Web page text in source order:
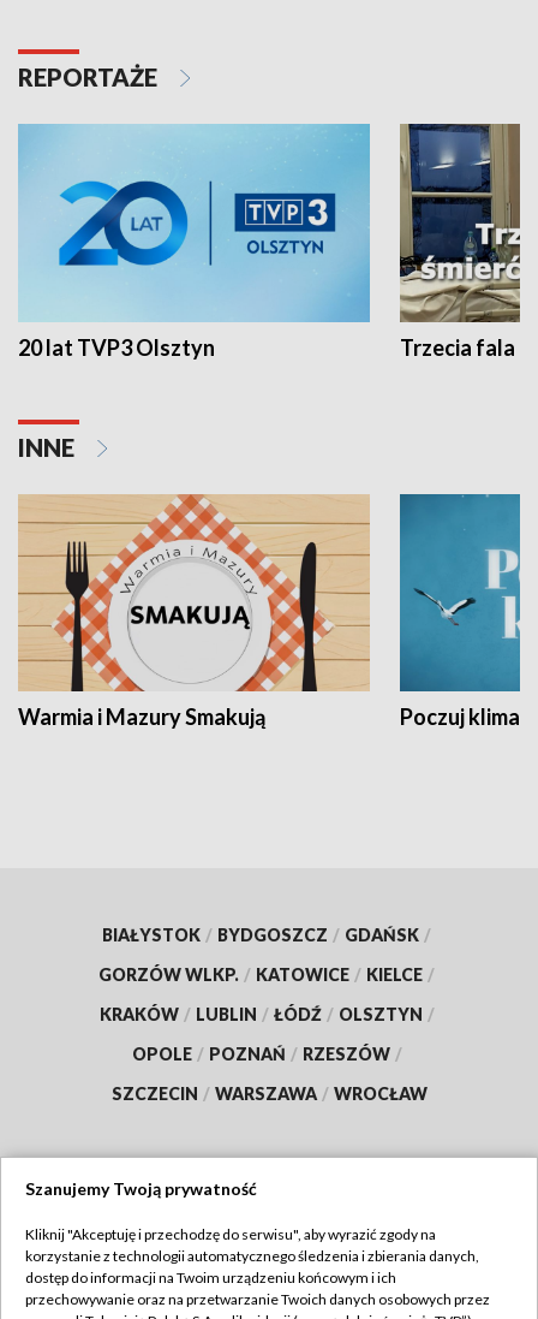
REPORTAŻE
20 lat TVP3 Olsztyn Trzecia fala -
INNE
Warmia i Mazury Smakują Poczuj klimat
BIAŁYSTOK / BYDGOSZCZ / GDAŃSK /
GORZÓW WLKP. / KATOWICE / KIELCE /
KRAKÓW / LUBLIN / ŁÓDŹ / OLSZTYN /
OPOLE / POZNAŃ / RZESZÓW /
SZCZECIN / WARSZAWA / WROCŁAW
TVP
Abonament TVP
Regulamin TVP
Szanujemy Twoją prywatność
Kliknij "Akceptuję i przechodzę do serwisu", aby wyrazić zgody na
korzystanie z technologii automatycznego śledzenia i zbierania danych,
dostęp do informacji na Twoim urządzeniu końcowym i ich
przechowywanie oraz na przetwarzanie Twoich danych osobowych przez